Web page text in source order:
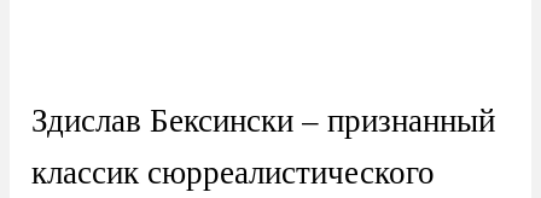
Здислав Бексински – признанный
классик сюрреалистического